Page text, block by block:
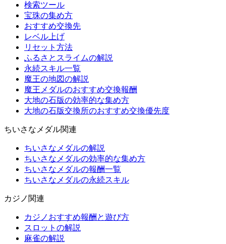
検索ツール
宝珠の集め方
おすすめ交換先
レベル上げ
リセット方法
ふるさとスライムの解説
永続スキル一覧
魔王の地図の解説
魔王メダルのおすすめ交換報酬
大地の石版の効率的な集め方
大地の石版交換所のおすすめ交換優先度
ちいさなメダル関連
ちいさなメダルの解説
ちいさなメダルの効率的な集め方
ちいさなメダルの報酬一覧
ちいさなメダルの永続スキル
カジノ関連
カジノおすすめ報酬と遊び方
スロットの解説
麻雀の解説